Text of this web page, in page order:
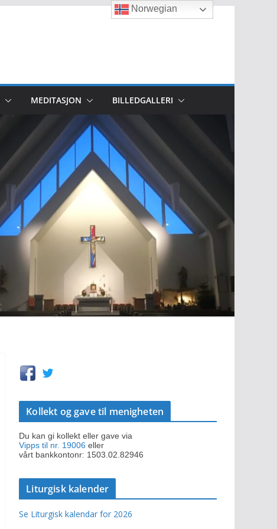
MEDITASJON BILLEDGALLERI
Kollekt og gave til menigheten
Du kan gi kollekt eller gave via
Vipps til nr. 19006 eller
vårt bankkontonr: 1503.02.82946
Liturgisk kalender
Se Liturgisk kalendar for 2026
Norwegian